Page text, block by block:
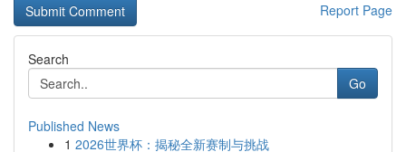
Report Page
Search
Go
Published News
1 2026世界杯：揭秘全新赛制与挑战